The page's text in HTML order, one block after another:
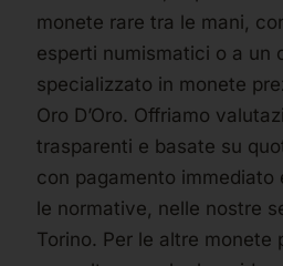
monete rare tra le mani,
esperti numismatici o a un
specializzato in monete
Oro D’Oro. Offriamo
trasparenti e basate su
con pagamento immediato
le normative, nelle nostre
Torino. Per le altre monete